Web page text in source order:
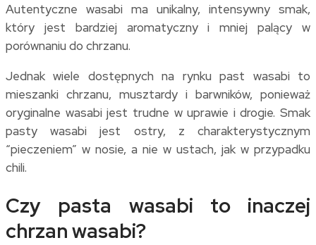
Autentyczne wasabi ma unikalny, intensywny smak,
który jest bardziej aromatyczny i mniej palący w
porównaniu do chrzanu.
Jednak wiele dostępnych na rynku past wasabi to
mieszanki chrzanu, musztardy i barwników, ponieważ
oryginalne wasabi jest trudne w uprawie i drogie. Smak
pasty wasabi jest ostry, z charakterystycznym
“pieczeniem” w nosie, a nie w ustach, jak w przypadku
chili.
Czy pasta wasabi to inaczej
chrzan wasabi?